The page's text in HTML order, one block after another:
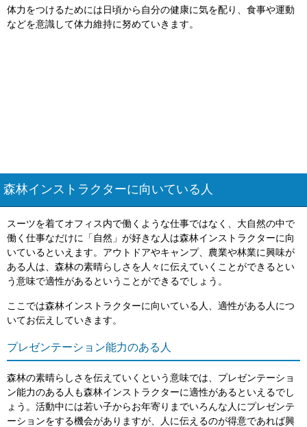
体力をつけるためには日頃から自分の健康に気を配り、食事や運動
などを意識して体力維持に努めていきます。
森林インストラクターに向いている人
スーツを着てオフィス内で働くような仕事ではなく、大自然の中で
働く仕事なだけに「自然」が好きな人は森林インストラクターに向
いているといえます。アウトドアやキャンプ、農業や林業に興味が
ある人は、森林の素晴らしさを人々に伝えていくことができるとい
う意味で適性があるということができるでしょう。
ここでは森林インストラクターに向いている人、適性がある人につ
いてお伝えしていきます。
プレゼンテーション能力のある人
森林の素晴らしさを伝えていくという意味では、プレゼンテーショ
ン能力のある人も森林インストラクターに適性があるといえるでし
ょう。活動中には若い子からお年寄りまでいろんな人にプレゼンテ
ーションをする機会がありますが、人に伝えるのが得意であれば興